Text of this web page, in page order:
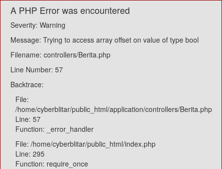
A PHP Error was encountered
Severity: Warning
Message: Trying to access array offset on value of type bool
Filename: controllers/Berita.php
Line Number: 57
Backtrace:
File:
/home/cyberblitar/public_html/application/controllers/Berita.php
Line: 57
Function: _error_handler
File: /home/cyberblitar/public_html/index.php
Line: 295
Function: require_once